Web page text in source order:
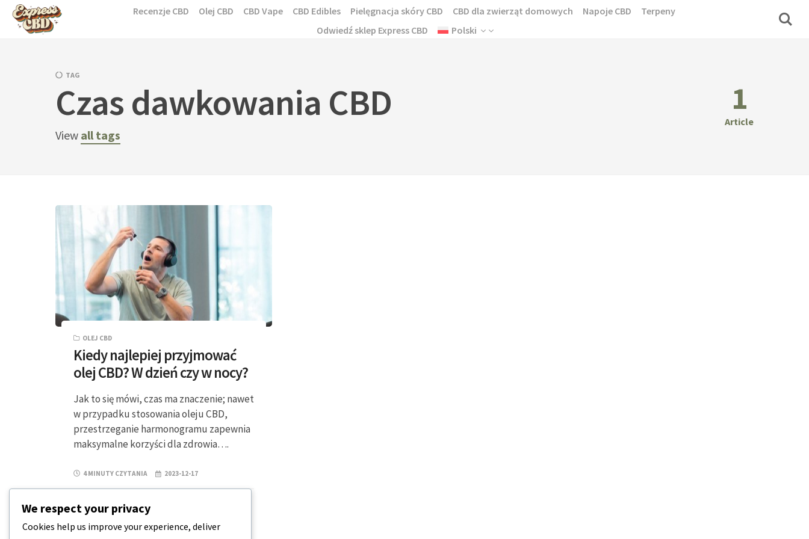
Skip
Recenzje CBD Olej CBD CBD Vape CBD Edibles Pielęgnacja skóry CBD CBD dla zwierząt domowych Napoje CBD
Terpeny
Odwiedź sklep Express CBD
Polski
TAG
Czas dawkowania CBD
View all tags
1
Article
OLEJ CBD
Kiedy najlepiej przyjmować
olej CBD? W dzień czy w nocy?
Jak to się mówi, czas ma znaczenie; nawet
w przypadku stosowania oleju CBD,
przestrzeganie harmonogramu zapewnia
maksymalne korzyści dla zdrowia….
4 MINUTY CZYTANIA 2023-12-17
We respect your privacy
Cookies help us improve your experience, deliver